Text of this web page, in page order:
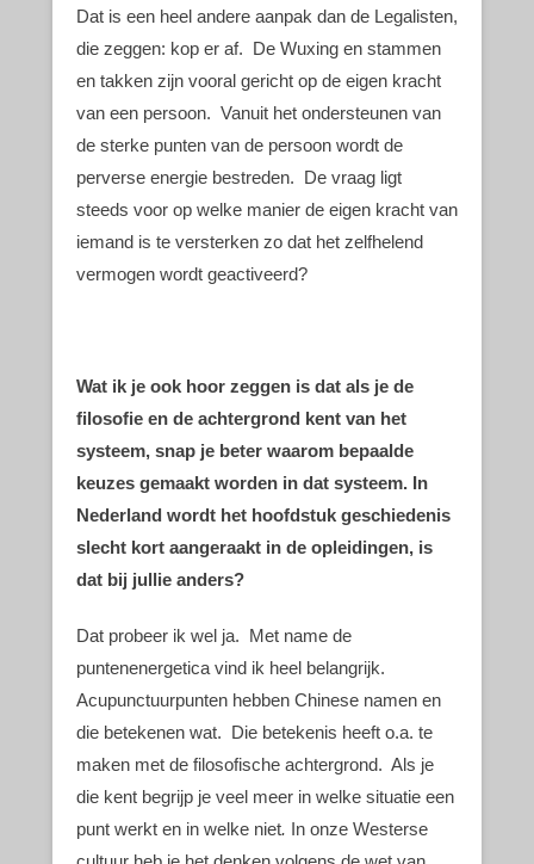
Dat is een heel andere aanpak dan de Legalisten,
die zeggen: kop er af. De Wuxing en stammen
en takken zijn vooral gericht op de eigen kracht
van een persoon. Vanuit het ondersteunen van
de sterke punten van de persoon wordt de
perverse energie bestreden. De vraag ligt
steeds voor op welke manier de eigen kracht van
iemand is te versterken zo dat het zelfhelend
vermogen wordt geactiveerd?
Wat ik je ook hoor zeggen is dat als je de
filosofie en de achtergrond kent van het
systeem, snap je beter waarom bepaalde
keuzes gemaakt worden in dat systeem. In
Nederland wordt het hoofdstuk geschiedenis
slecht kort aangeraakt in de opleidingen, is
dat bij jullie anders?
Dat probeer ik wel ja. Met name de
puntenenergetica vind ik heel belangrijk.
Acupunctuurpunten hebben Chinese namen en
die betekenen wat. Die betekenis heeft o.a. te
maken met de filosofische achtergrond. Als je
die kent begrijp je veel meer in welke situatie een
punt werkt en in welke niet. In onze Westerse